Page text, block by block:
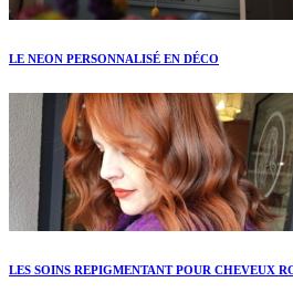
LE NEON PERSONNALISÉ EN DÉCO
LES SOINS REPIGMENTANT POUR CHEVEUX